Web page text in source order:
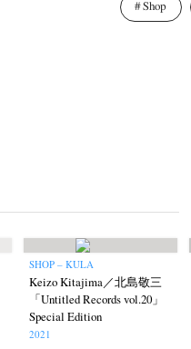
Shop
SHOP – KULA
Keizo Kitajima／北島敬三
「Untitled Records vol.20」
Special Edition
2021